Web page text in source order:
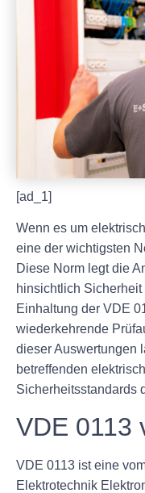
[ad_1]
Wenn es um
eine der wichtigsten
Diese Norm legt die
hinsichtlich
Einhaltung der VDE
wiederkehrende
dieser Auswertungen
betreffenden
Sicherheitsstandards
VDE 0113
VDE 0113 ist eine
Elektrotechnik